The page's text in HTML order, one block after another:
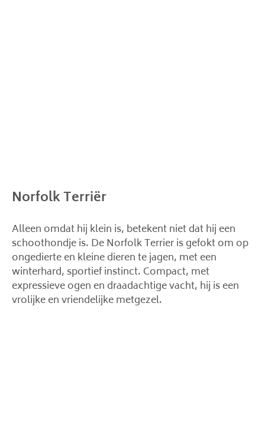
Norfolk Terriër
Alleen omdat hij klein is, betekent niet dat hij een
schoothondje is. De Norfolk Terrier is gefokt om op
ongedierte en kleine dieren te jagen, met een
winterhard, sportief instinct. Compact, met
expressieve ogen en draadachtige vacht, hij is een
vrolijke en vriendelijke metgezel.